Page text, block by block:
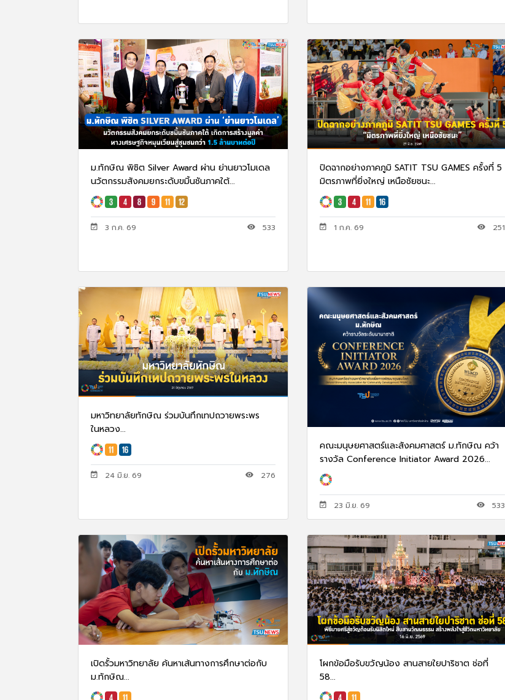
ม.ทักษิณ พิชิต Silver Award ผ่าน ย่านยาวโมเดล
นวัตกรรมสังคมยกระดับขมิ้นชันภาคใต้...
3 ก.ค. 69 533
ปิดฉากอย่างภาคภูมิ SATIT TSU GAMES ครั้งที่ 5
มิตรภาพที่ยิ่งใหญ่ เหนือชัยชนะ...
1 ก.ค. 69 251
มหาวิทยาลัยทักษิณ ร่วมบันทึกเทปถวายพระพร
ในหลวง...
24 มิ.ย. 69 276
คณะมนุษยศาสตร์และสังคมศาสตร์ ม.ทักษิณ คว้า
รางวัล Conference Initiator Award 2026...
23 มิ.ย. 69 533
เปิดรั้วมหาวิทยาลัย ค้นหาเส้นทางการศึกษาต่อกับ
ม.ทักษิณ...
โผกข้อมือรับขวัญน้อง สานสายใยปาริชาต ช่อที่
58...